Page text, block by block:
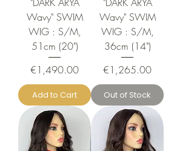
Wavy" SWIM
WIG : S/M,
51cm (20")
Price
€1,490.00
Add to Cart
Wavy" SWIM
WIG : S/M,
36cm (14")
Price
€1,265.00
Out of Stock